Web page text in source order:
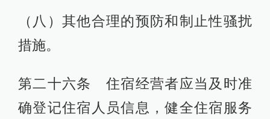
（八）其他合理的预防和制止性骚扰
措施。
第二十六条 住宿经营者应当及时准
确登记住宿人员信息，健全住宿服务